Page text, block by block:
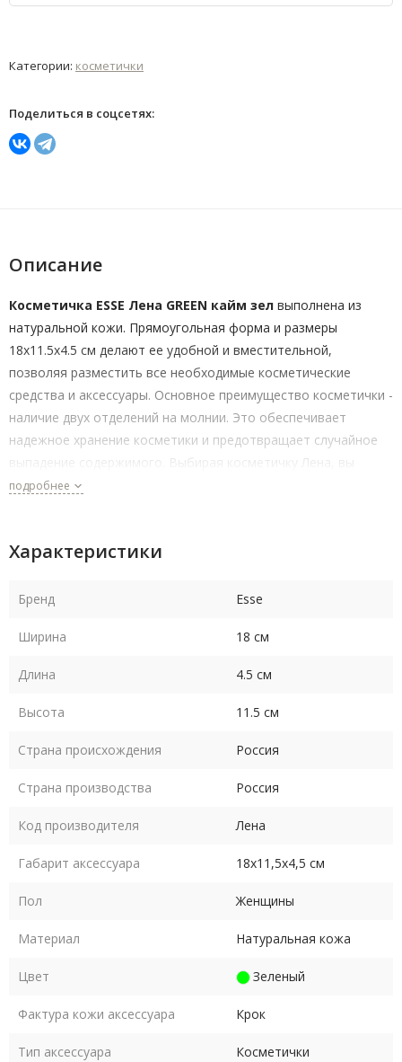
Категории: косметички
Поделиться в соцсетях:
Описание
Косметичка ESSE Лена GREEN кайм зел выполнена из
натуральной кожи. Прямоугольная форма и размеры
18x11.5x4.5 см делают ее удобной и вместительной,
позволяя разместить все необходимые косметические
средства и аксессуары. Основное преимущество косметички -
наличие двух отделений на молнии. Это обеспечивает
надежное хранение косметики и предотвращает случайное
выпадение содержимого. Выбирая косметичку Лена, вы
получаете стильный и практичный аксессуар, который станет
подробнее
Характеристики
Бренд Esse
Ширина 18 см
Длина 4.5 см
Высота 11.5 см
Страна происхождения Россия
Страна производства Россия
Код производителя Лена
Габарит аксессуара 18х11,5х4,5 см
Пол Женщины
Материал Натуральная кожа
Цвет Зеленый
Фактура кожи аксессуара Крок
Тип аксессуара Косметички